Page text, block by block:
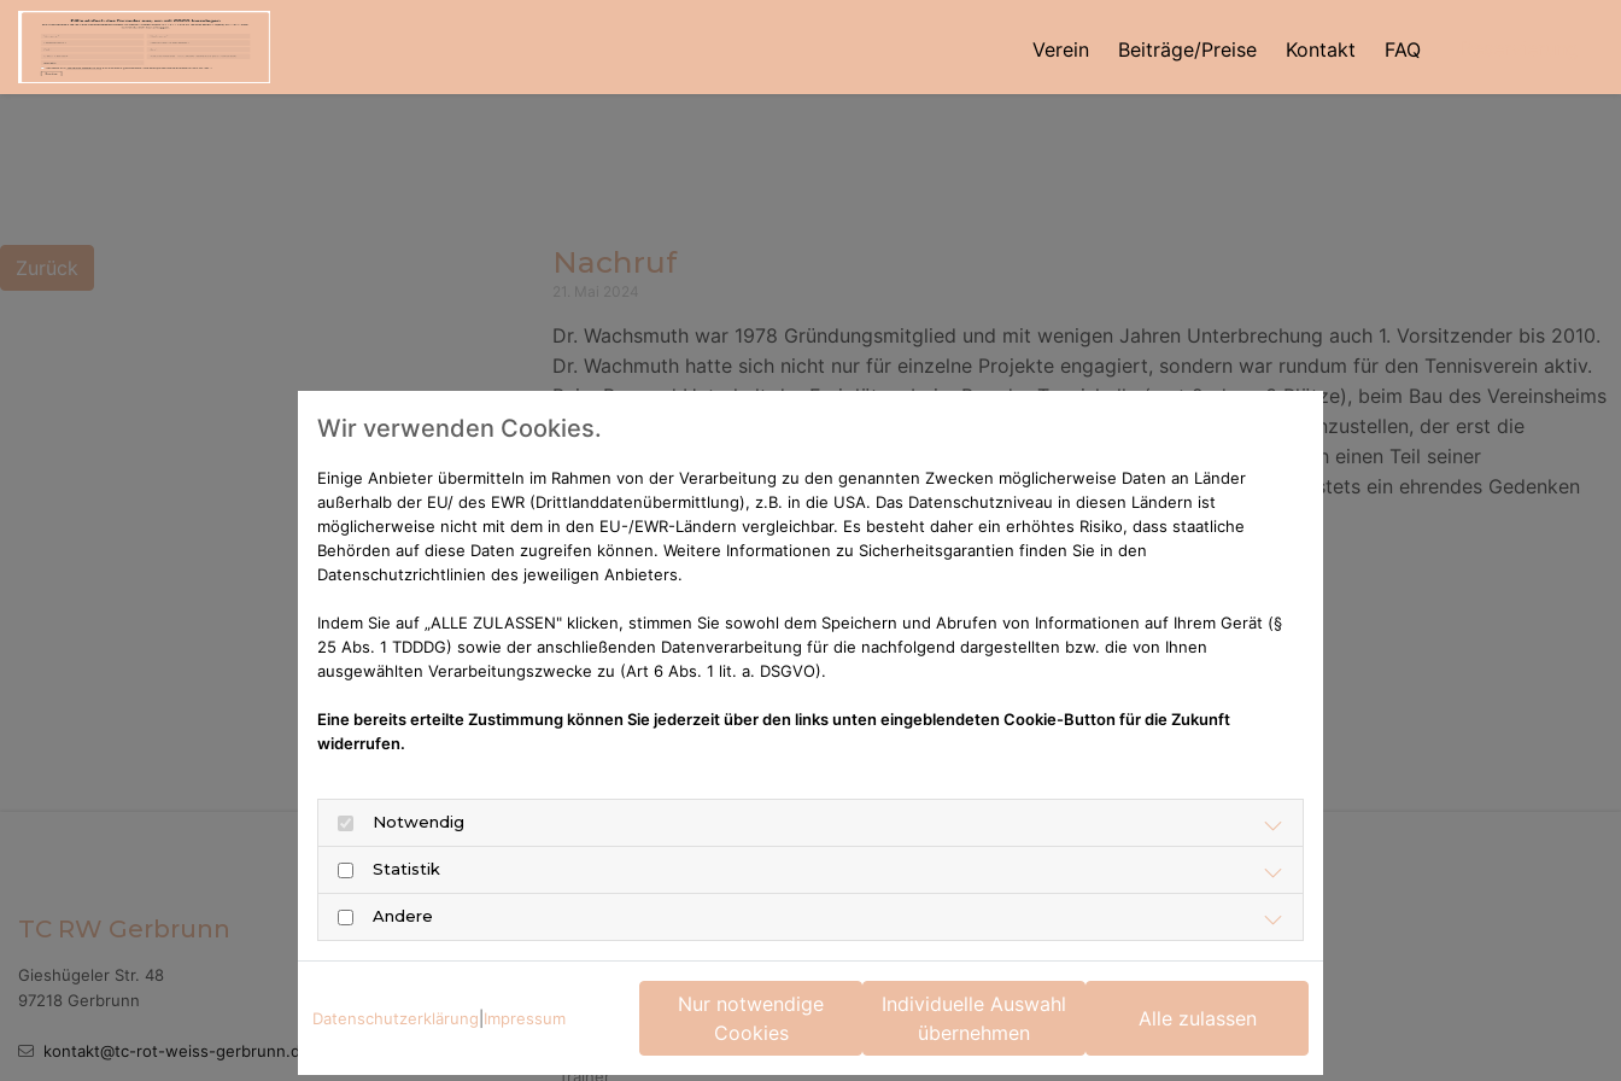
Verein Beiträge/Preise Kontakt FAQ
Zurück Nachruf
Dr. Wachsmuth war 1978 Gründungsmitglied und mit wenigen Jahren Unterbrechung auch 1. Vorsitzender bis 2010.
Dr. Wachmuth hatte sich nicht nur für einzelne Projekte engagiert, sondern war rundum für den Tennisverein aktiv.
Beim Bau und Unterhalt der Freiplätze, beim Bau der Tennishalle (erst 2, dann 3 Plätze), beim Bau des Vereinsheims
und der wegweisenden Entscheidung für den Verein einen hauptamtlichen Trainer einzustellen, der erst die
umfangreiche Jugendarbeit ermöglichte. Der Tennisverein verliert mit Dr. Wachsmuth einen Teil seiner
Vereinsgeschichte. Wir werden unserem Gründungsmitglied und Ehrenvorsitzenden stets ein ehrendes Gedenken
bewahren.
Dr. Jürgen Pannenbecker, 1. Vorsitzender
Zoll, Stefan Wolfshörndl (Vorstandschaft)
TC RW Gerbrunn
Gieshügeler Str. 48
97218 Gerbrunn
kontakt@tc-rot-weiss-gerbrunn.de
Neuigkeiten
Mannschaften
Trainer
Impressum
Wir verwenden Cookies.
Einige Anbieter übermitteln im Rahmen von der Verarbeitung zu den genannten Zwecken möglicherweise Daten an Länder
außerhalb der EU/ des EWR (Drittlanddatenübermittlung), z.B. in die USA. Das Datenschutzniveau in diesen Ländern ist
möglicherweise nicht mit dem in den EU-/EWR-Ländern vergleichbar. Es besteht daher ein erhöhtes Risiko, dass staatliche
Behörden auf diese Daten zugreifen können. Weitere Informationen zu Sicherheitsgarantien finden Sie in den
Datenschutzrichtlinien des jeweiligen Anbieters.
Indem Sie auf „ALLE ZULASSEN" klicken, stimmen Sie sowohl dem Speichern und Abrufen von Informationen auf Ihrem Gerät (§
25 Abs. 1 TDDDG) sowie der anschließenden Datenverarbeitung für die nachfolgend dargestellten bzw. die von Ihnen
ausgewählten Verarbeitungszwecke zu (Art 6 Abs. 1 lit. a. DSGVO).
Eine bereits erteilte Zustimmung können Sie jederzeit über den links unten eingeblendeten Cookie-Button für die Zukunft
widerrufen.
Notwendig
Statistik
Andere
Datenschutzerklärung Impressum
Nur notwendige
Cookies
Individuelle Auswahl
übernehmen
Alle zulassen